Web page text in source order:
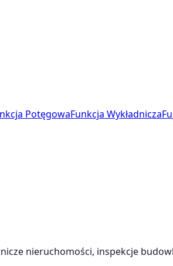
PotęgowaFunkcja Wykładnicza
nieruchomości, inspekcje